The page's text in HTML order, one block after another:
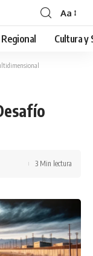
Aa
Cultura y
3 Min lectura